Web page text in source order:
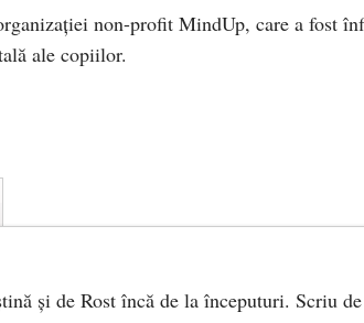
non-profit MindUp, care a fost
ale copiilor.
și de Rost încă de la începuturi. Scriu